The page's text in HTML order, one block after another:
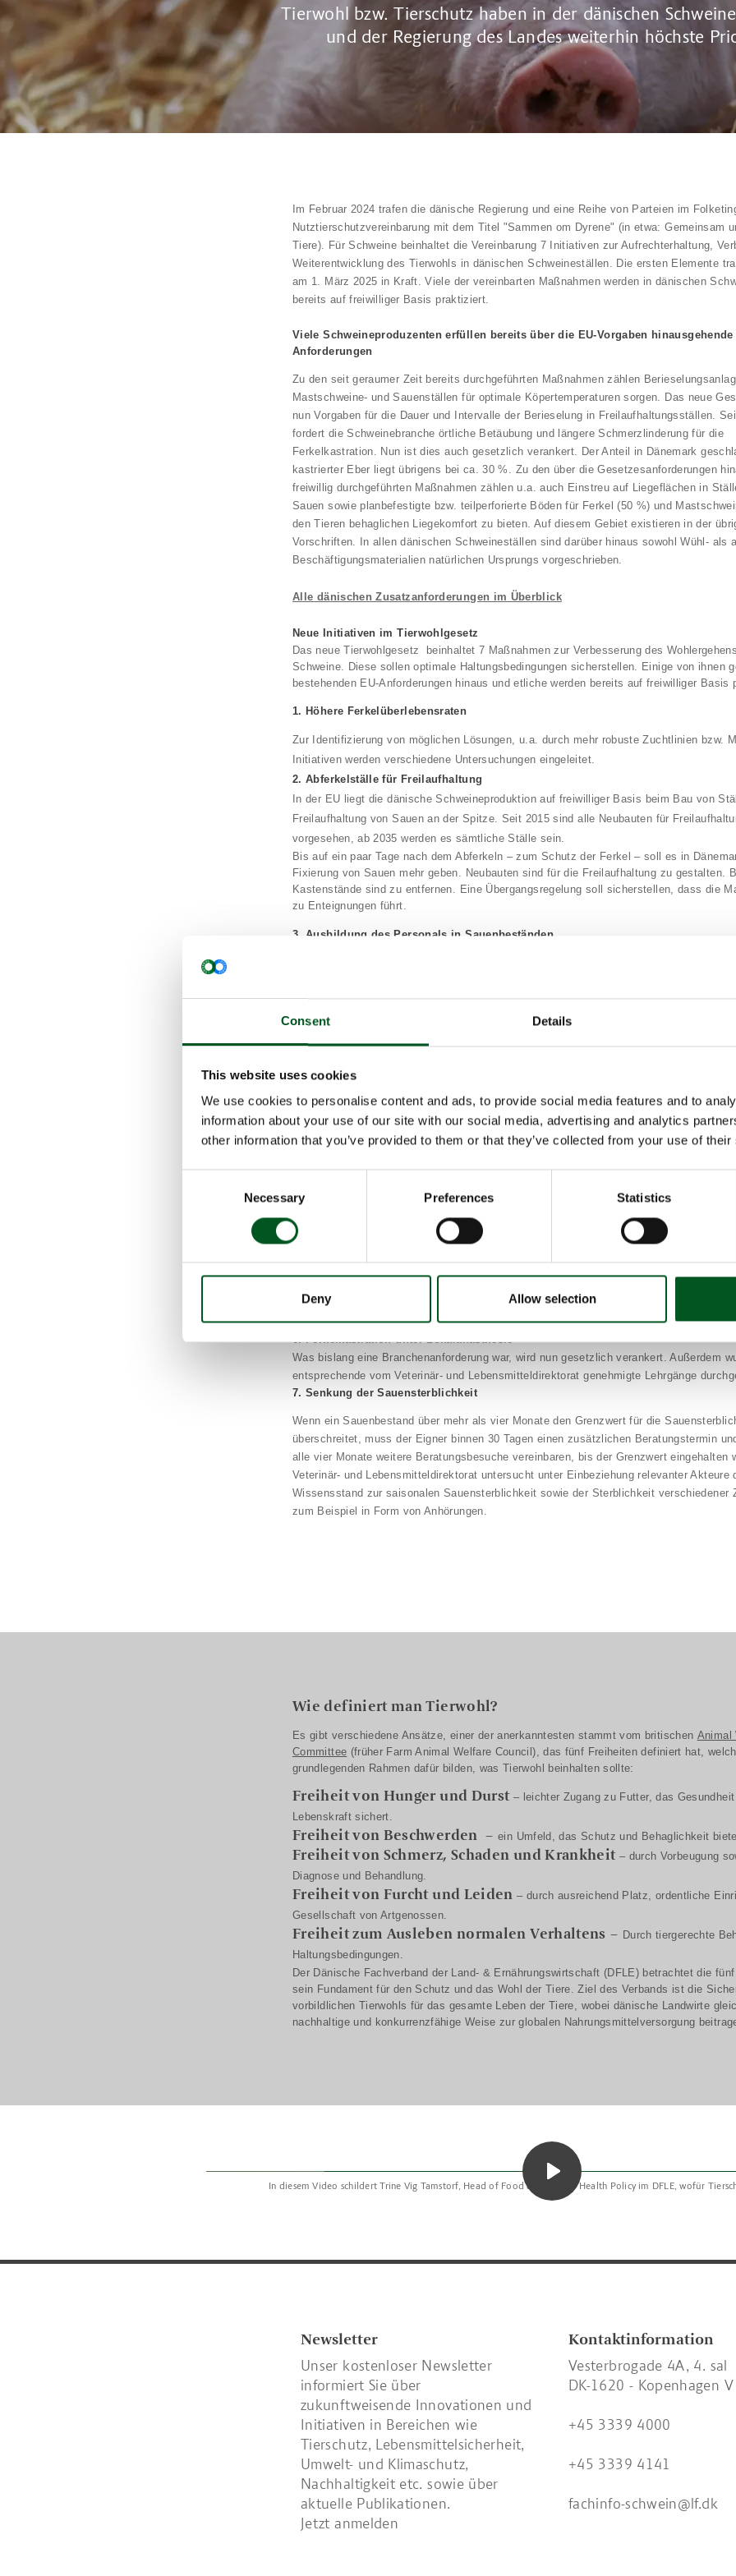
Consent Details
This website uses cookies
We use cookies to personalise content and ads, to provide social media features and to
information about your use of our site with our social media, advertising and analytics
other information that you’ve provided to them or that they’ve collected from your use of
Necessary Preferences Statistics
Deny Allow selection
Tierwohl bzw. Tierschutz haben in der dänischen
und der Regierung des Landes weiterhin höchste
Im Februar 2024 trafen die dänische Regierung und eine Reihe von Parteien im
Nutztierschutzvereinbarung mit dem Titel "Sammen om Dyrene" (in etwa: Gemeinsam
Tiere). Für Schweine beinhaltet die Vereinbarung 7 Initiativen zur Aufrechterhaltung,
Weiterentwicklung des Tierwohls in dänischen Schweineställen. Die ersten Elemente
am 1. März 2025 in Kraft. Viele der vereinbarten Maßnahmen werden in dänischen
bereits auf freiwilliger Basis praktiziert.
Viele Schweineproduzenten erfüllen bereits über die EU-Vorgaben hinausgehende
Anforderungen
Zu den seit geraumer Zeit bereits durchgeführten Maßnahmen zählen
Mastschweine- und Sauenställen für optimale Köpertemperaturen sorgen. Das neue
nun Vorgaben für die Dauer und Intervalle der Berieselung in Freilaufhaltungsställen.
fordert die Schweinebranche örtliche Betäubung und längere Schmerzlinderung für die
Ferkelkastration. Nun ist dies auch gesetzlich verankert. Der Anteil in Dänemark
kastrierter Eber liegt übrigens bei ca. 30 %. Zu den über die Gesetzesanforderungen
freiwillig durchgeführten Maßnahmen zählen u.a. auch Einstreu auf Liegeflächen in
Sauen sowie planbefestigte bzw. teilperforierte Böden für Ferkel (50 %) und
den Tieren behaglichen Liegekomfort zu bieten. Auf diesem Gebiet existieren in der
Vorschriften. In allen dänischen Schweineställen sind darüber hinaus sowohl Wühl- als
Beschäftigungsmaterialien natürlichen Ursprungs vorgeschrieben.
Alle dänischen Zusatzanforderungen im Überblick
Neue Initiativen im Tierwohlgesetz
Das neue Tierwohlgesetz beinhaltet 7 Maßnahmen zur Verbesserung des
Schweine. Diese sollen optimale Haltungsbedingungen sicherstellen. Einige von ihnen
bestehenden EU-Anforderungen hinaus und etliche werden bereits auf freiwilliger Basis
1. Höhere Ferkelüberlebensraten
Zur Identifizierung von möglichen Lösungen, u.a. durch mehr robuste Zuchtlinien bzw.
Initiativen werden verschiedene Untersuchungen eingeleitet.
2. Abferkelställe für Freilaufhaltung
In der EU liegt die dänische Schweineproduktion auf freiwilliger Basis beim Bau von
Freilaufhaltung von Sauen an der Spitze. Seit 2015 sind alle Neubauten für
vorgesehen, ab 2035 werden es sämtliche Ställe sein.
Bis auf ein paar Tage nach dem Abferkeln – zum Schutz der Ferkel – soll es in
Fixierung von Sauen mehr geben. Neubauten sind für die Freilaufhaltung zu gestalten.
Kastenstände sind zu entfernen. Eine Übergangsregelung soll sicherstellen, dass die
zu Enteignungen führt.
3. Ausbildung des Personals in Sauenbeständen
Mitarbeitenden in Beständen mit mehr als 10 Sauen umsetzen.
Laut EU-Vorgaben ist Schwanzkürzung routinemäßig unzulässig, unter gewissen
jedoch erlaubt. Die dänische Schweinebranche hat seit einigen Jahren auf freiwilliger
Umverteilungsmodell, nach dem Produzenten, die auf Schwanzkürzungen verzichten,
Kostenausgleich von Produzenten erhalten, die weiterhin Schwanzkürzungen
2028 sollen 4 Mio. Schweine mit intakten Schwänzen erreicht werden. Die erste
5. Berieselungsanlagen in Schweineställen
Tiere. Im Gegensatz zur EU fordert Dänemark bereits jetzt Berieselungsanlagen in allen
der Tiere und u.a. auch zur Vorbeugung von Schwanzbeißen einführen.
6. Ferkelkastration unter Lokalanästhesie
Was bislang eine Branchenanforderung war, wird nun gesetzlich verankert. Außerdem
entsprechende vom Veterinär- und Lebensmitteldirektorat genehmigte Lehrgänge
7. Senkung der Sauensterblichkeit
Wenn ein Sauenbestand über mehr als vier Monate den Grenzwert für die
überschreitet, muss der Eigner binnen 30 Tagen einen zusätzlichen Beratungstermin
alle vier Monate weitere Beratungsbesuche vereinbaren, bis der Grenzwert eingehalten
Veterinär- und Lebensmitteldirektorat untersucht unter Einbeziehung relevanter Akteure
Wissensstand zur saisonalen Sauensterblichkeit sowie der Sterblichkeit verschiedener
zum Beispiel in Form von Anhörungen.
Wie definiert man Tierwohl?
Es gibt verschiedene Ansätze, einer der anerkanntesten stammt vom britischen Animal
Committee (früher Farm Animal Welfare Council), das fünf Freiheiten definiert hat,
grundlegenden Rahmen dafür bilden, was Tierwohl beinhalten sollte:
Freiheit von Hunger und Durst– leichter Zugang zu Futter, das Gesundheit
Lebenskraft sichert.
Freiheit von Beschwerden –ein Umfeld, das Schutz und Behaglichkeit
Freiheit von Schmerz, Schaden und Krankheit– durch Vorbeugung
Diagnose und Behandlung.
Freiheit von Furcht und Leiden – durch ausreichend Platz, ordentliche
Gesellschaft von Artgenossen.
Freiheit zum Ausleben normalen Verhaltens – Durch tiergerechte
Haltungsbedingungen.
Der Dänische Fachverband der Land- & Ernährungswirtschaft (DFLE) betrachtet die
sein Fundament für den Schutz und das Wohl der Tiere. Ziel des Verbands ist die
vorbildlichen Tierwohls für das gesamte Leben der Tiere, wobei dänische Landwirte
nachhaltige und konkurrenzfähige Weise zur globalen Nahrungsmittelversorgung
In diesem Video schildert Trine Vig Tamstorf, Head of Food and Animal Health Policy im DFLE, wofür
Newsletter
Unser kostenloser Newsletter
informiert Sie über
zukunftweisende Innovationen und
Initiativen in Bereichen wie
Tierschutz, Lebensmittelsicherheit,
Umwelt- und Klimaschutz,
Nachhaltigkeit etc. sowie über
aktuelle Publikationen.
Jetzt anmelden
Kontaktinformation
Vesterbrogade 4A, 4. sal
DK-1620 - Kopenhagen V
+45 3339 4000
+45 3339 4141
fachinfo-schwein@lf.dk